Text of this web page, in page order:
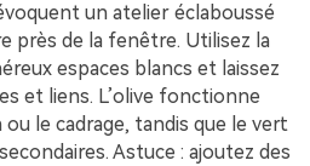
un atelier éclaboussé
près de la fenêtre. Utilisez la
espaces blancs et laissez
et liens. L’olive fonctionne
le cadrage, tandis que le vert
Astuce : ajoutez des